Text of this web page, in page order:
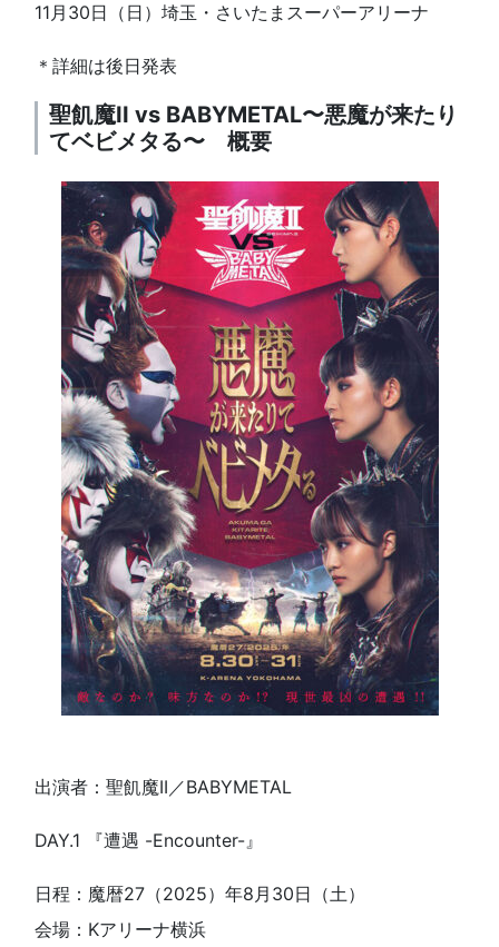
11月30日（日）埼玉・さいたまスーパーアリーナ
＊詳細は後日発表
聖飢魔II vs BABYMETAL〜悪魔が来たり
てベビメタる〜 概要
出演者：聖飢魔II／BABYMETAL
DAY.1 『遭遇 -Encounter-』
日程：魔暦27（2025）年8月30日（土）
会場：Kアリーナ横浜